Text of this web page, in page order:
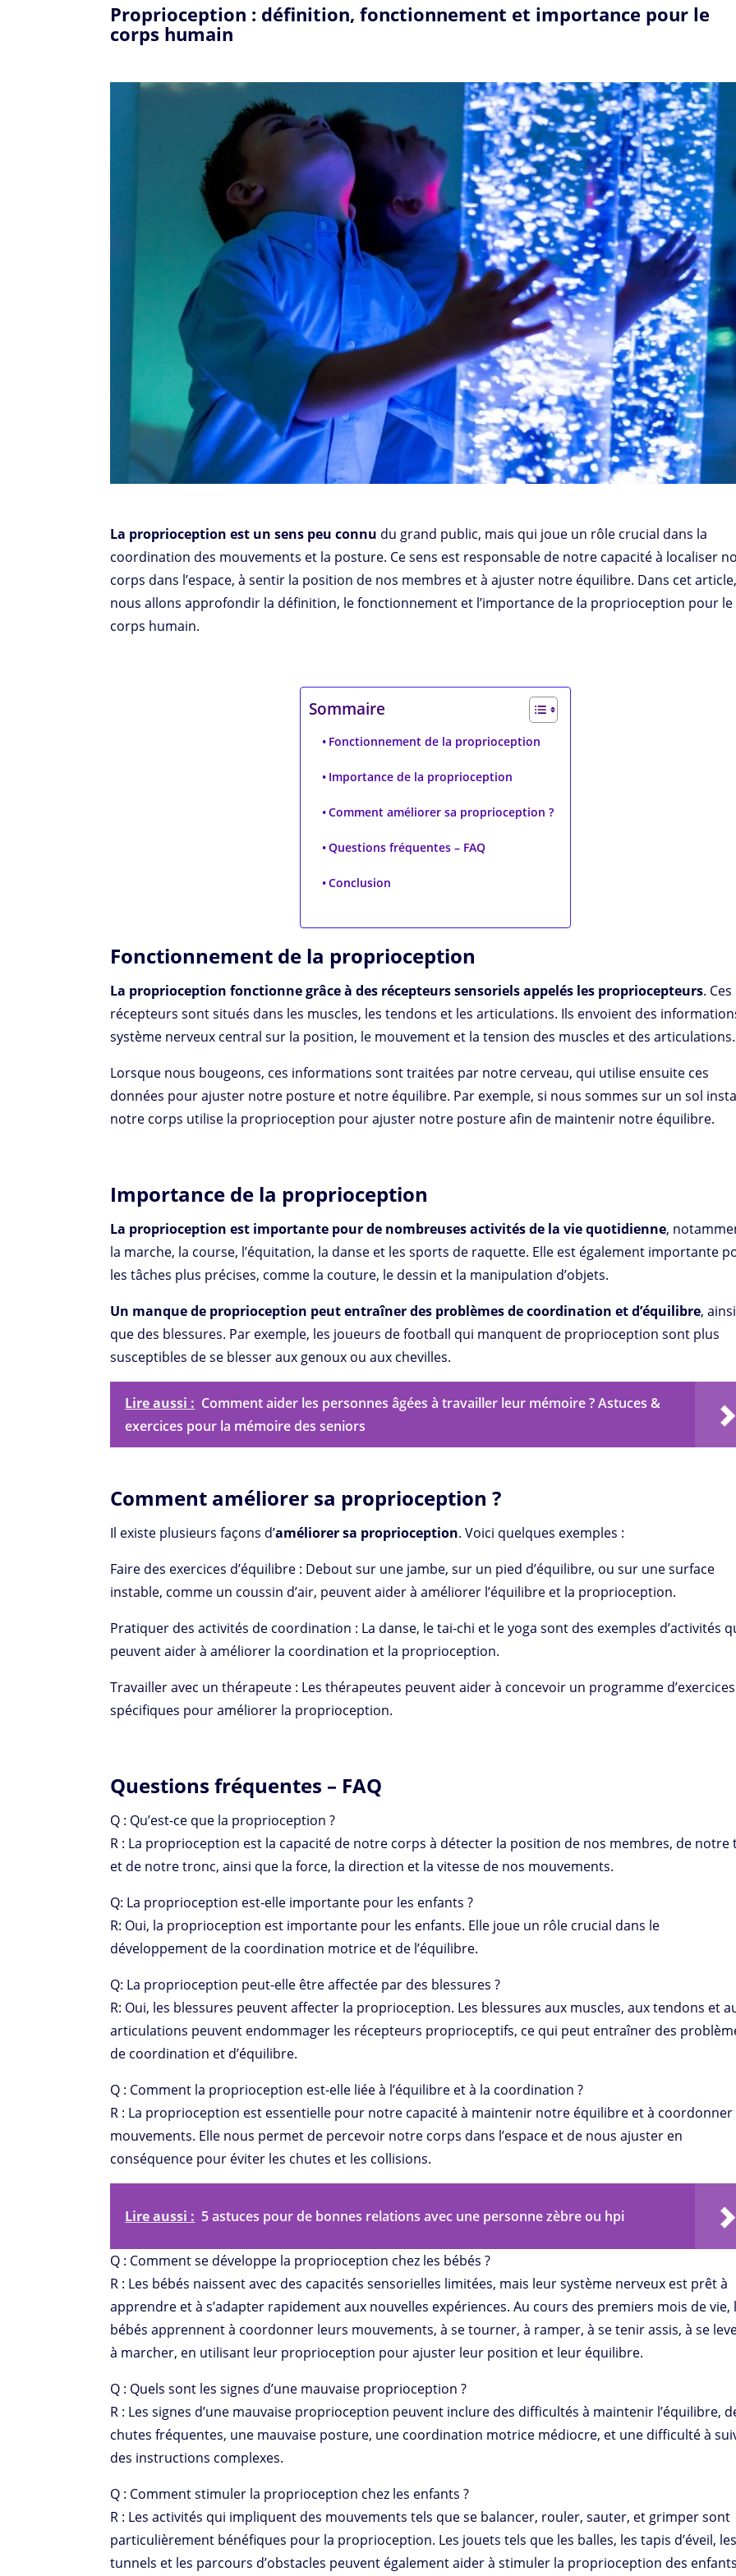
Proprioception : définition, fonctionnement et importance pour le
corps humain
La proprioception est un sens peu connu du grand public, mais qui joue un rôle crucial dans la
coordination des mouvements et la posture. Ce sens est responsable de notre capacité à localiser
corps dans l’espace, à sentir la position de nos membres et à ajuster notre équilibre. Dans cet
nous allons approfondir la définition, le fonctionnement et l’importance de la proprioception pour le
corps humain.
Sommaire
Fonctionnement de la proprioception
Importance de la proprioception
Comment améliorer sa proprioception ?
Questions fréquentes – FAQ
Conclusion
Fonctionnement de la proprioception
La proprioception fonctionne grâce à des récepteurs sensoriels appelés les propriocepteurs. Ces
récepteurs sont situés dans les muscles, les tendons et les articulations. Ils envoient des
système nerveux central sur la position, le mouvement et la tension des muscles et des articulations.
Lorsque nous bougeons, ces informations sont traitées par notre cerveau, qui utilise ensuite ces
données pour ajuster notre posture et notre équilibre. Par exemple, si nous sommes sur un sol
notre corps utilise la proprioception pour ajuster notre posture afin de maintenir notre équilibre.
Importance de la proprioception
La proprioception est importante pour de nombreuses activités de la vie quotidienne,
la marche, la course, l’équitation, la danse et les sports de raquette. Elle est également importante
les tâches plus précises, comme la couture, le dessin et la manipulation d’objets.
Un manque de proprioception peut entraîner des problèmes de coordination et d’équilibre, ainsi
que des blessures. Par exemple, les joueurs de football qui manquent de proprioception sont plus
susceptibles de se blesser aux genoux ou aux chevilles.
Lire aussi : Comment aider les personnes âgées à travailler leur mémoire ? Astuces &
exercices pour la mémoire des seniors
Comment améliorer sa proprioception ?
Il existe plusieurs façons d’améliorer sa proprioception. Voici quelques exemples :
Faire des exercices d’équilibre : Debout sur une jambe, sur un pied d’équilibre, ou sur une surface
instable, comme un coussin d’air, peuvent aider à améliorer l’équilibre et la proprioception.
Pratiquer des activités de coordination : La danse, le tai-chi et le yoga sont des exemples d’activités
peuvent aider à améliorer la coordination et la proprioception.
Travailler avec un thérapeute : Les thérapeutes peuvent aider à concevoir un programme d’exercices
spécifiques pour améliorer la proprioception.
Questions fréquentes – FAQ
Q : Qu’est-ce que la proprioception ?
R : La proprioception est la capacité de notre corps à détecter la position de nos membres, de notre
et de notre tronc, ainsi que la force, la direction et la vitesse de nos mouvements.
Q: La proprioception est-elle importante pour les enfants ?
R: Oui, la proprioception est importante pour les enfants. Elle joue un rôle crucial dans le
développement de la coordination motrice et de l’équilibre.
Q: La proprioception peut-elle être affectée par des blessures ?
R: Oui, les blessures peuvent affecter la proprioception. Les blessures aux muscles, aux tendons et
articulations peuvent endommager les récepteurs proprioceptifs, ce qui peut entraîner des
de coordination et d’équilibre.
Q : Comment la proprioception est-elle liée à l’équilibre et à la coordination ?
R : La proprioception est essentielle pour notre capacité à maintenir notre équilibre et à
mouvements. Elle nous permet de percevoir notre corps dans l’espace et de nous ajuster en
conséquence pour éviter les chutes et les collisions.
Lire aussi : 5 astuces pour de bonnes relations avec une personne zèbre ou hpi
Q : Comment se développe la proprioception chez les bébés ?
R : Les bébés naissent avec des capacités sensorielles limitées, mais leur système nerveux est prêt à
apprendre et à s’adapter rapidement aux nouvelles expériences. Au cours des premiers mois de vie,
bébés apprennent à coordonner leurs mouvements, à se tourner, à ramper, à se tenir assis, à se
à marcher, en utilisant leur proprioception pour ajuster leur position et leur équilibre.
Q : Quels sont les signes d’une mauvaise proprioception ?
R : Les signes d’une mauvaise proprioception peuvent inclure des difficultés à maintenir l’équilibre,
chutes fréquentes, une mauvaise posture, une coordination motrice médiocre, et une difficulté à
des instructions complexes.
Q : Comment stimuler la proprioception chez les enfants ?
R : Les activités qui impliquent des mouvements tels que se balancer, rouler, sauter, et grimper sont
particulièrement bénéfiques pour la proprioception. Les jouets tels que les balles, les tapis d’éveil,
tunnels et les parcours d’obstacles peuvent également aider à stimuler la proprioception des